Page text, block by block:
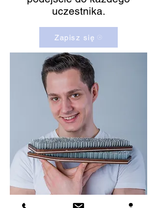
uczestnika.
Zapisz się